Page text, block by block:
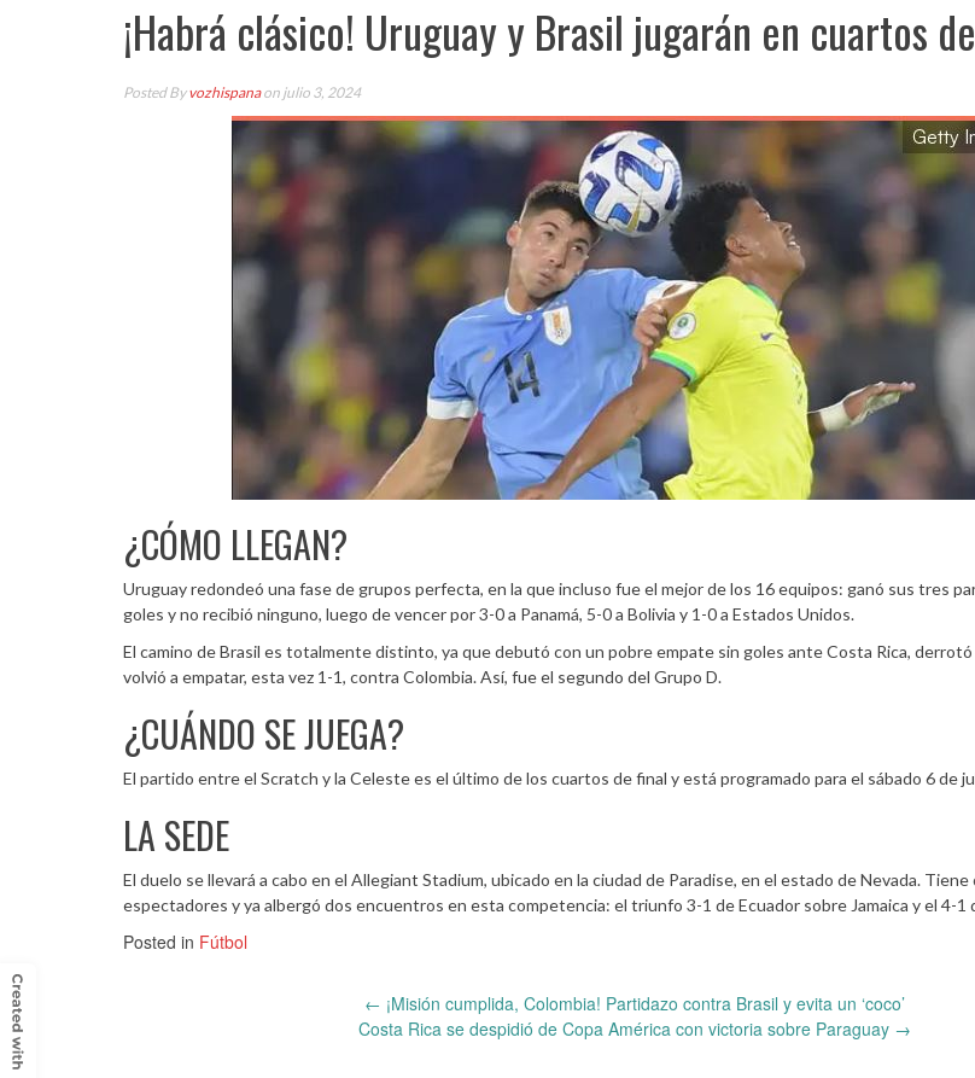
¡Habrá clásico! Uruguay y Brasil jugarán en cuartos
Posted Byvozhispanaon julio 3, 2024
¿CÓMO LLEGAN?
Uruguay redondeó una fase de grupos perfecta, en la que incluso fue el mejor de los 16 equipos: ganó sus tres
goles y no recibió ninguno, luego de vencer por 3-0 a Panamá, 5-0 a Bolivia y 1-0 a Estados Unidos.
El camino de Brasil es totalmente distinto, ya que debutó con un pobre empate sin goles ante Costa Rica, derrotó
volvió a empatar, esta vez 1-1, contra Colombia. Así, fue el segundo del Grupo D.
¿CUÁNDO SE JUEGA?
El partido entre el Scratch y la Celeste es el último de los cuartos de final y está programado para el sábado 6 de
LA SEDE
El duelo se llevará a cabo en el Allegiant Stadium, ubicado en la ciudad de Paradise, en el estado de Nevada. Tiene
espectadores y ya albergó dos encuentros en esta competencia: el triunfo 3-1 de Ecuador sobre Jamaica y el 4-1
Posted in Fútbol
← ¡Misión cumplida, Colombia! Partidazo contra Brasil y evita un ‘coco’
Costa Rica se despidió de Copa América con victoria sobre Paraguay →